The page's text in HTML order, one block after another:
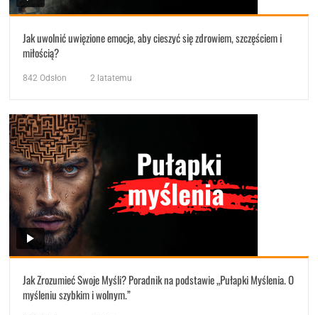
Jak uwolnić uwięzione emocje, aby cieszyć się zdrowiem, szczęściem i
miłością?
842 Odsłon 2 latatemu
Jak Zrozumieć Swoje Myśli? Poradnik na podstawie „Pułapki Myślenia. O
myśleniu szybkim i wolnym.”